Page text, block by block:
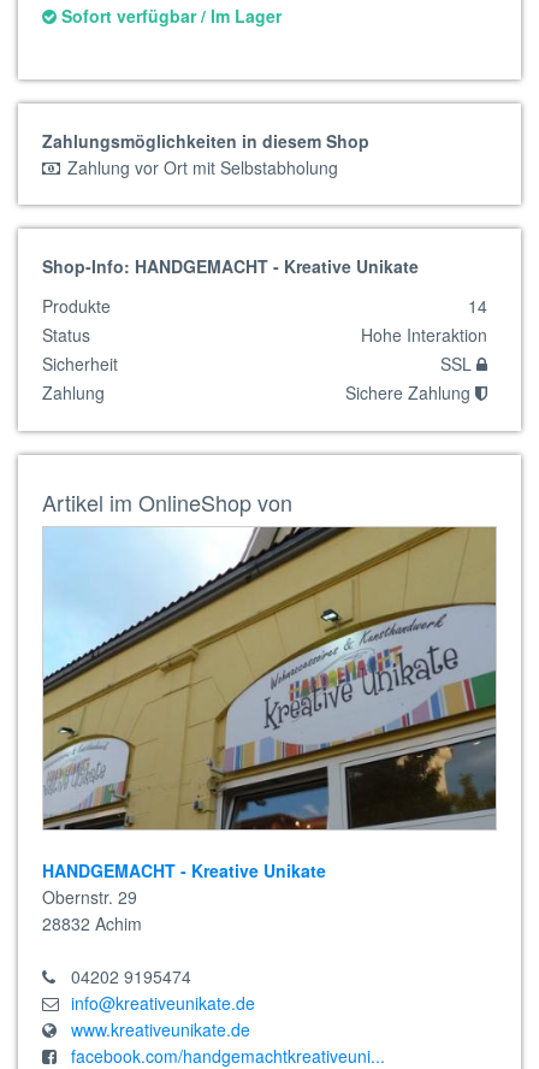
Sofort verfügbar / Im Lager
Zahlungsmöglichkeiten in diesem Shop
Zahlung vor Ort mit Selbstabholung
Shop-Info: HANDGEMACHT - Kreative Unikate
Produkte
14
Status
Hohe Interaktion
Sicherheit
SSL
Zahlung
Sichere Zahlung
Artikel im OnlineShop von
HANDGEMACHT - Kreative Unikate
Obernstr. 29
28832 Achim
04202 9195474
info@kreativeunikate.de
www.kreativeunikate.de
facebook.com/handgemachtkreativeuni...